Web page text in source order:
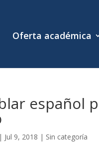
Oferta académica
español
| Jul 9, 2018 | Sin categoría